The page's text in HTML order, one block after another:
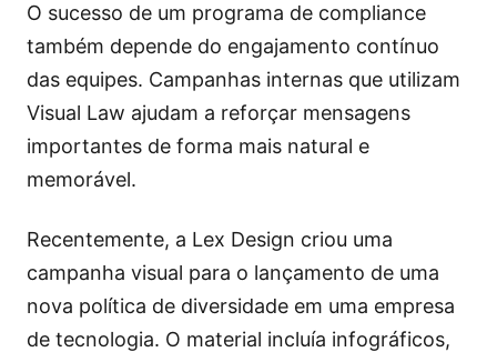
O sucesso de um programa de compliance
também depende do engajamento contínuo
das equipes. Campanhas internas que utilizam
Visual Law ajudam a reforçar mensagens
importantes de forma mais natural e
memorável.
Recentemente, a Lex Design criou uma
campanha visual para o lançamento de uma
nova política de diversidade em uma empresa
de tecnologia. O material incluía infográficos,